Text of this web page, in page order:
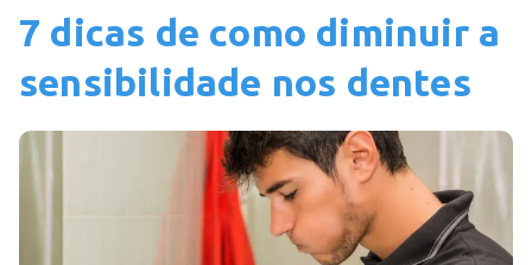
7 dicas de como diminuir a
sensibilidade nos dentes